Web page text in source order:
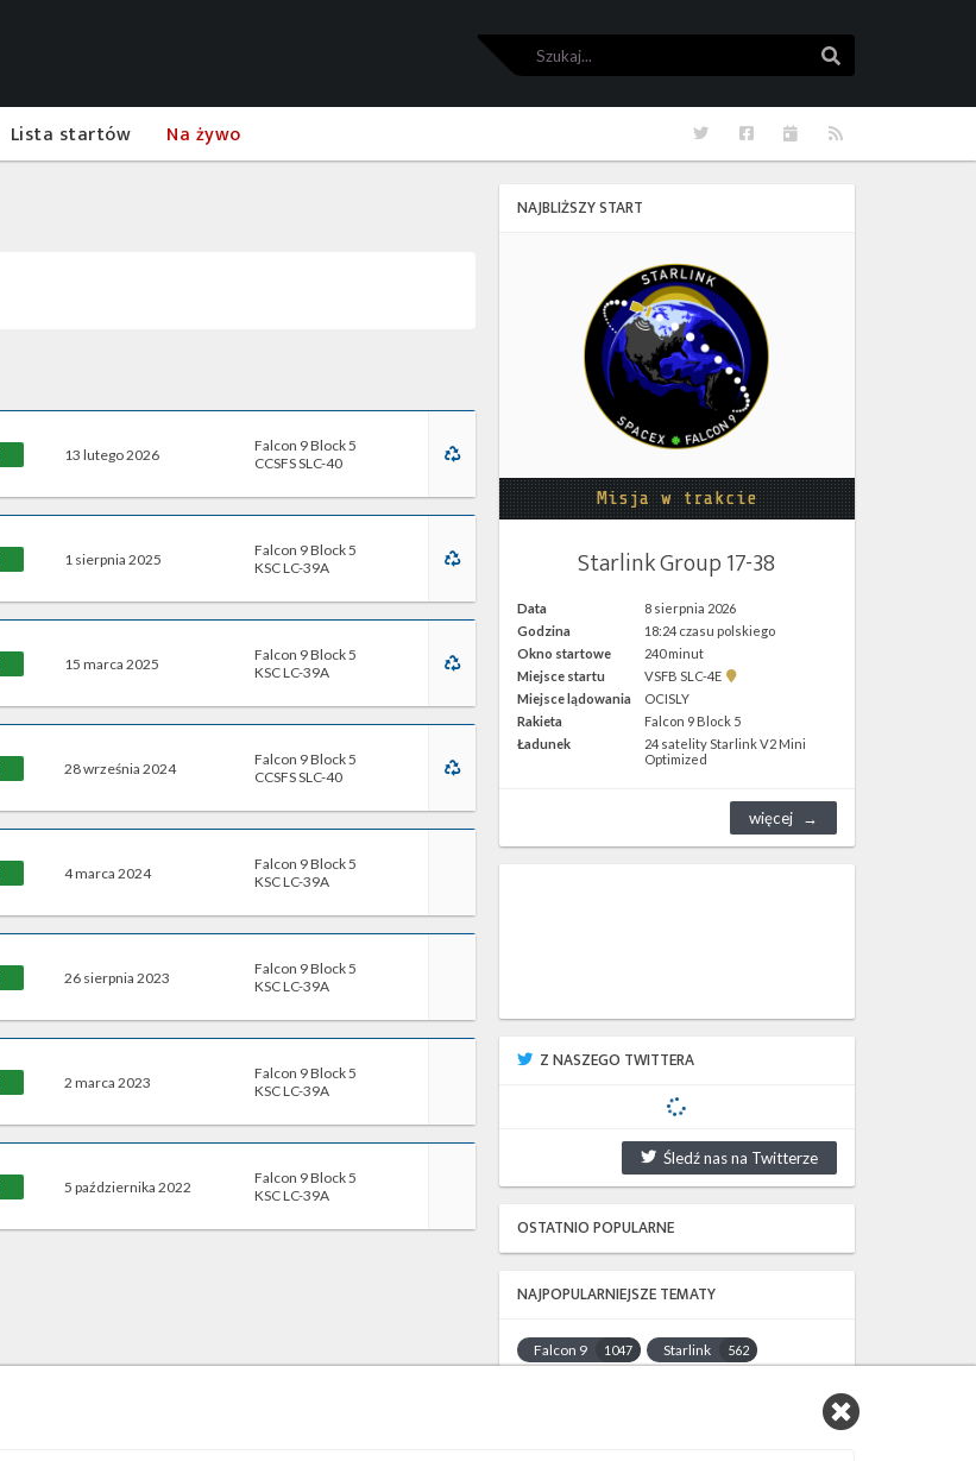
Szukaj
Lista startów Na żywo RSS
Kalendarze
Facebook
Twitter
13 lutego 2026
Falcon 9 Block 5
CCSFS SLC-40
1 sierpnia 2025
Falcon 9 Block 5
KSC LC-39A
15 marca 2025
Falcon 9 Block 5
KSC LC-39A
28 września 2024
Falcon 9 Block 5
CCSFS SLC-40
4 marca 2024
Falcon 9 Block 5
KSC LC-39A
26 sierpnia 2023
Falcon 9 Block 5
KSC LC-39A
2 marca 2023
Falcon 9 Block 5
KSC LC-39A
5 października 2022
Falcon 9 Block 5
KSC LC-39A
NAJBLIŻSZY START
Misja w trakcie
Starlink Group 17-38
Data
8 sierpnia 2026
Godzina
18:24 czasu polskiego
Okno startowe
240 minut
Miejsce startu
VSFB SLC-4E
Pokaż
SLC-
4E w
Google
Miejsce lądowania
OCISLY
Rakieta
Falcon 9 Block 5
Ładunek
24 satelity Starlink V2 Mini
Optimized
więcej
Z NASZEGO TWITTERA
Śledź nas na Twitterze
OSTATNIO POPULARNE
NAJPOPULARNIEJSZE TEMATY
Falcon 9 1047 Starlink 562